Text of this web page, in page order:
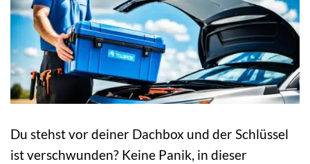
Du stehst vor deiner Dachbox und der Schlüssel
ist verschwunden? Keine Panik, in dieser